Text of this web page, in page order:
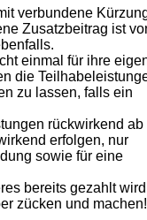
verbundene
Zusatzbeitrag ist
einmal für ihre
die
zu lassen, falls ein
rückwirkend ab
erfolgen, nur
sowie für eine
bereits gezahlt
zücken und